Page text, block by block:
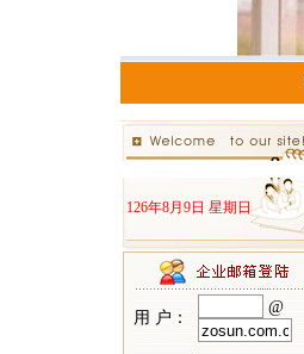
126年8月9日 星期日
用 户：
@